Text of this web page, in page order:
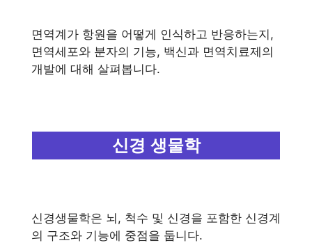
면역계가 항원을 어떻게 인식하고 반응하는지,
면역세포와 분자의 기능, 백신과 면역치료제의
개발에 대해 살펴봅니다.
신경 생물학
신경생물학은 뇌, 척수 및 신경을 포함한 신경계
의 구조와 기능에 중점을 둡니다.